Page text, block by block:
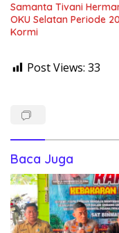
Samanta Tivani
OKU Selatan Periode
Kormi
Post Views: 33
Baca Juga